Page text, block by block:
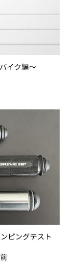
イク編〜
ピングテスト